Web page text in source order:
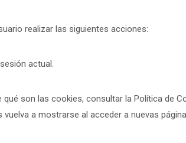
realizar las siguientes acciones:
actual.
son las cookies, consultar la Política de
a mostrarse al acceder a nuevas